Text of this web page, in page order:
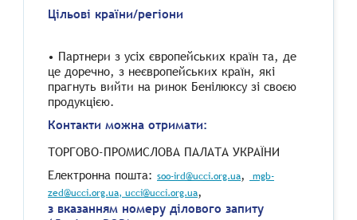
Цільові країни/регіони
• Партнери з усіх європейських країн та, де
це доречно, з неєвропейських країн, які
прагнуть вийти на ринок Бенілюксу зі своєю
продукцією.
Контакти можна отримати:
ТОРГОВО-ПРОМИСЛОВА ПАЛАТА УКРАЇНИ
Електронна пошта: soo-ird@ucci.org.ua,
mgb-
zed@ucci.org.ua, ucci@ucci.org.ua,
з вказанням номеру ділового запиту